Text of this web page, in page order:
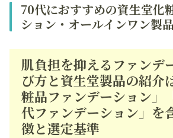
70代におすすめの資生堂化
ション・オールインワン製
肌負担を抑えるファンデ
び方と資生堂製品の紹介
粧品ファンデーション」
代ファンデーション」を
徴と選定基準